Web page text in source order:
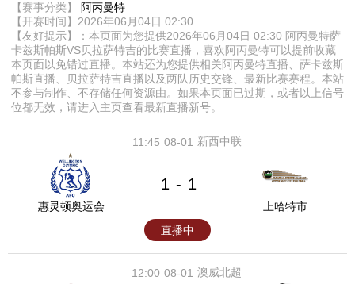
【赛事分类】
阿丙曼特
【开赛时间】2026年06月04日 02:30
【友好提示】：本页面为您提供2026年06月04日 02:30 阿丙曼特萨
卡兹斯帕斯VS贝拉萨特吉的比赛直播，喜欢阿丙曼特可以提前收藏
本页面以免错过直播。本站还为您提供相关阿丙曼特直播、萨卡兹斯
帕斯直播、贝拉萨特吉直播以及两队历史交锋、最新比赛赛程。本站
不参与制作、不存储任何资源由。如果本页面已过期，或者以上信号
位都无效，请进入主页查看最新直播新号。
08-01
11:45 新西中联
惠灵顿奥运会
1 - 1
上哈特市
直播中
08-01
12:00 澳威北超